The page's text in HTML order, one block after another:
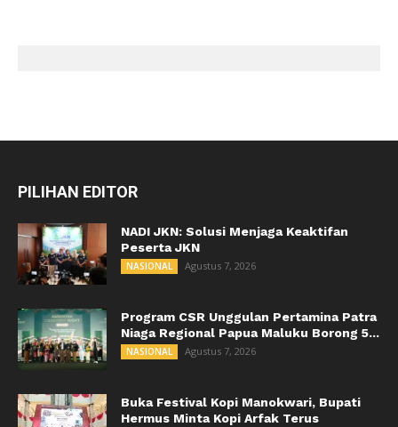
PILIHAN EDITOR
NADI JKN: Solusi Menjaga Keaktifan
Peserta JKN
NASIONAL Agustus 7, 2026
Program CSR Unggulan Pertamina Patra
Niaga Regional Papua Maluku Borong 5...
NASIONAL Agustus 7, 2026
Buka Festival Kopi Manokwari, Bupati
Hermus Minta Kopi Arfak Terus